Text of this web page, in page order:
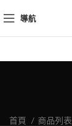
導航
首頁 商品列表